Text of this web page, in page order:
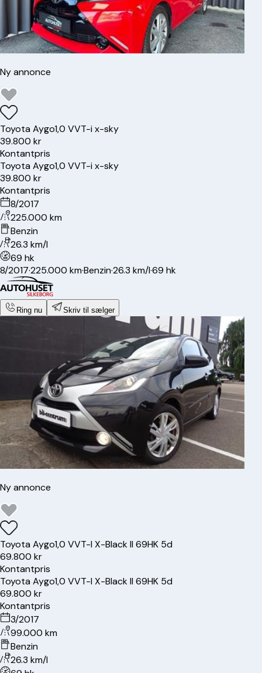
Ny annonce
ToyotaAygo1,0 VVT-i x-sky
39.800 kr
Kontantpris
ToyotaAygo1,0 VVT-i x-sky
39.800 kr
Kontantpris
8/2017
225.000 km
Benzin
26.3 km/l
69 hk
8/2017·225.000 km·Benzin·26.3 km/l·69 hk
Ring nu Skriv til sælger
Ny annonce
ToyotaAygo1,0 VVT-I X-Black II 69HK 5d
69.800 kr
Kontantpris
ToyotaAygo1,0 VVT-I X-Black II 69HK 5d
69.800 kr
Kontantpris
3/2017
99.000 km
Benzin
26.3 km/l